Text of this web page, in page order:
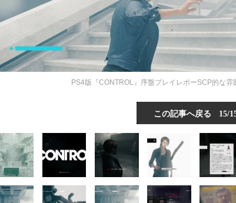
PS4版『CONTROL』序盤プレイレポーSCP的な
この記事へ戻る 15/